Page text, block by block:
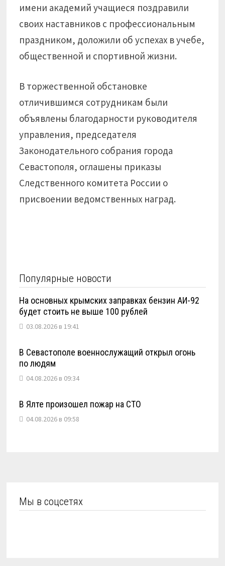
имени академий учащиеся поздравили
своих наставников с профессиональным
праздником, доложили об успехах в учебе,
общественной и спортивной жизни.
В торжественной обстановке
отличившимся сотрудникам были
объявлены благодарности руководителя
управления, председателя
Законодательного собрания города
Севастополя, оглашены приказы
Следственного комитета России о
присвоении ведомственных наград.
Популярные новости
На основных крымских заправках бензин АИ-92
будет стоить не выше 100 рублей
03.08.2026 в 19:41
В Севастополе военнослужащий открыл огонь
по людям
04.08.2026 в 09:34
В Ялте произошел пожар на СТО
04.08.2026 в 09:58
Мы в соцсетях